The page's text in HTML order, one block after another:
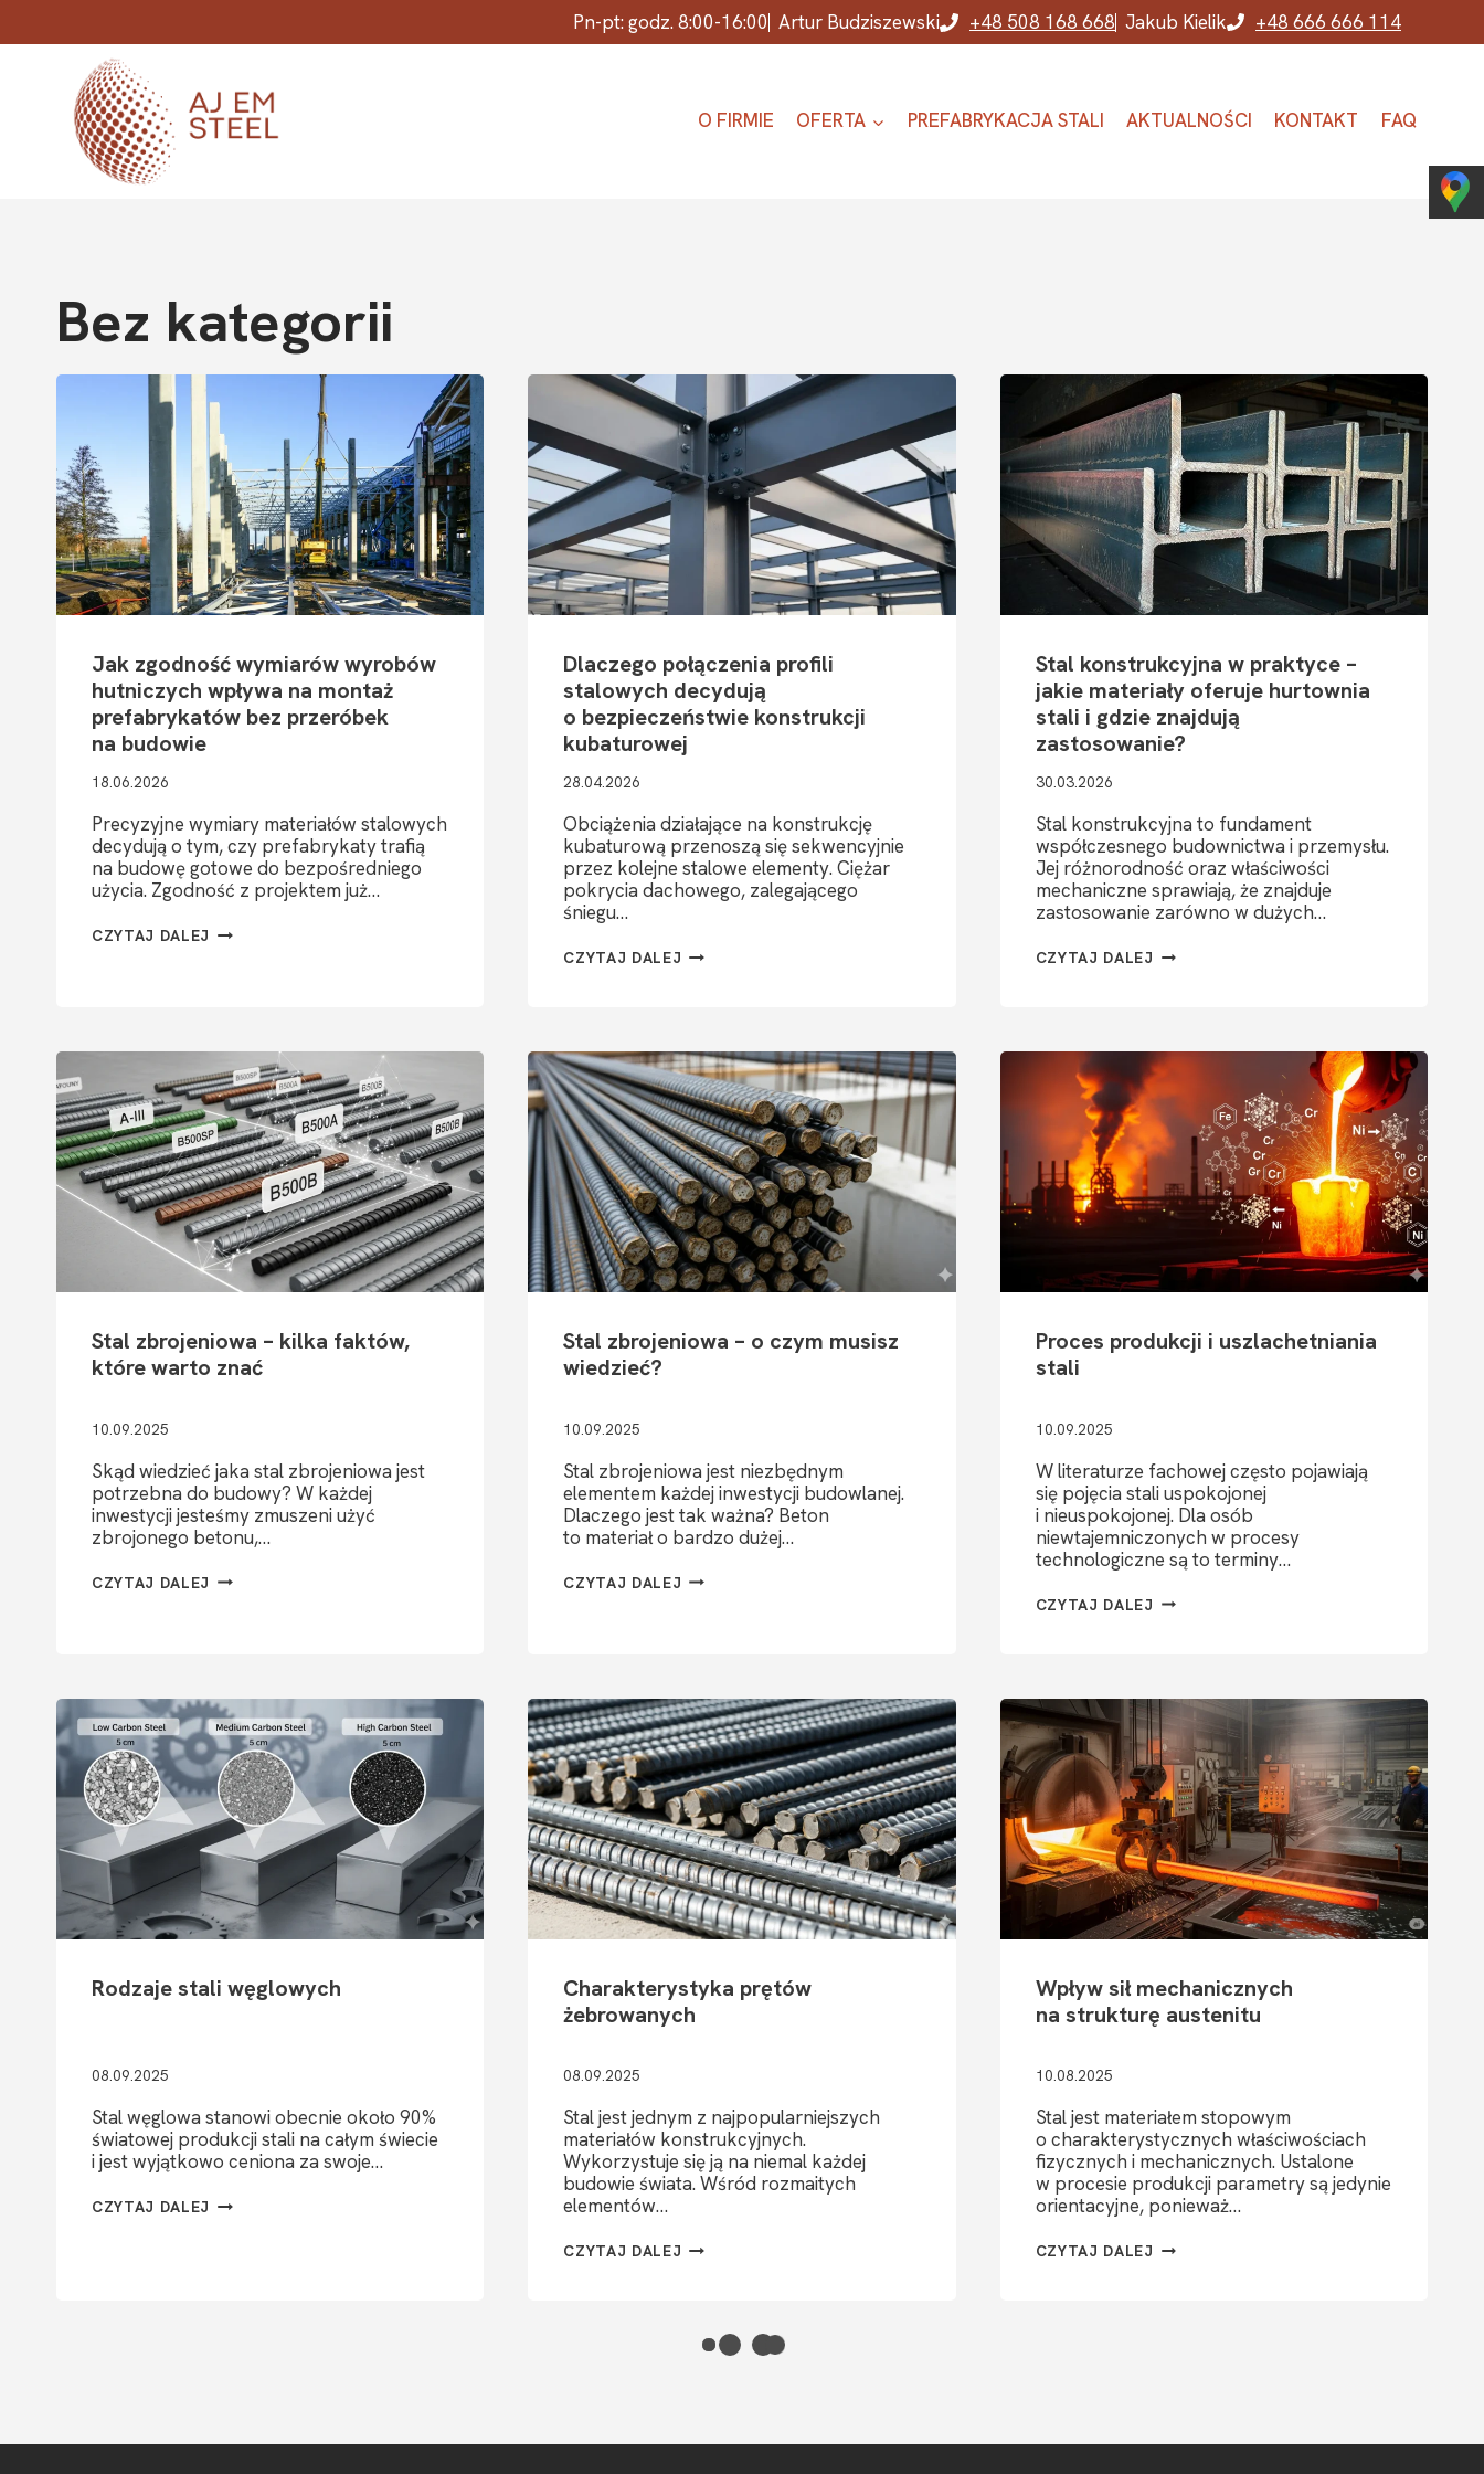
do
Pn-pt: godz. 8:00-16:00 Artur Budziszewski +48 508 168 668 Jakub Kielik +48 666 666 114
O FIRMIE OFERTA PREFABRYKACJA STALI AKTUALNOŚCI KONTAKT FAQ
Bez kategorii
Jak zgodność wymiarów wyrobów
hutniczych wpływa na montaż
prefabrykatów bez przeróbek
na budowie
18.06.2026
Precyzyjne wymiary materiałów stalowych
decydują o tym, czy prefabrykaty trafią
na budowę gotowe do bezpośredniego
użycia. Zgodność z projektem już…
CZYTAJ DALEJ JAK
NA MONTAŻ
PREFABRYKATÓW
BEZ PRZERÓBEK
NA BUDOWIE
Dlaczego połączenia profili
stalowych decydują
o bezpieczeństwie konstrukcji
kubaturowej
28.04.2026
Obciążenia działające na konstrukcję
kubaturową przenoszą się sekwencyjnie
przez kolejne stalowe elementy. Ciężar
pokrycia dachowego, zalegającego
śniegu…
CZYTAJ DALEJ DLACZEGO
O BEZPIECZEŃSTWIE
KONSTRUKCJI
KUBATUROWEJ
Stal konstrukcyjna w praktyce –
jakie materiały oferuje hurtownia
stali i gdzie znajdują
zastosowanie?
30.03.2026
Stal konstrukcyjna to fundament
współczesnego budownictwa i przemysłu.
Jej różnorodność oraz właściwości
mechaniczne sprawiają, że znajduje
zastosowanie zarówno w dużych…
CZYTAJ DALEJ STAL
MATERIAŁY
OFERUJE
HURTOWNIA
STALI
I GDZIE
ZNAJDUJĄ
ZASTOSOWANIE?
Stal zbrojeniowa – kilka faktów,
które warto znać
10.09.2025
Skąd wiedzieć jaka stal zbrojeniowa jest
potrzebna do budowy? W każdej
inwestycji jesteśmy zmuszeni użyć
zbrojonego betonu,…
CZYTAJ DALEJ STAL
WARTO
ZNAĆ
Stal zbrojeniowa – o czym musisz
wiedzieć?
10.09.2025
Stal zbrojeniowa jest niezbędnym
elementem każdej inwestycji budowlanej.
Dlaczego jest tak ważna? Beton
to materiał o bardzo dużej…
CZYTAJ DALEJ STAL
Proces produkcji i uszlachetniania
stali
10.09.2025
W literaturze fachowej często pojawiają
się pojęcia stali uspokojonej
i nieuspokojonej. Dla osób
niewtajemniczonych w procesy
technologiczne są to terminy…
CZYTAJ DALEJ PROCES
Rodzaje stali węglowych
08.09.2025
Stal węglowa stanowi obecnie około 90%
światowej produkcji stali na całym świecie
i jest wyjątkowo ceniona za swoje…
CZYTAJ DALEJ RODZAJE
Charakterystyka prętów
żebrowanych
08.09.2025
Stal jest jednym z najpopularniejszych
materiałów konstrukcyjnych.
Wykorzystuje się ją na niemal każdej
budowie świata. Wśród rozmaitych
elementów…
CZYTAJ DALEJ CHARAKTERYSTYKA
Wpływ sił mechanicznych
na strukturę austenitu
10.08.2025
Stal jest materiałem stopowym
o charakterystycznych właściwościach
fizycznych i mechanicznych. Ustalone
w procesie produkcji parametry są jedynie
orientacyjne, ponieważ…
CZYTAJ DALEJ WPŁYW